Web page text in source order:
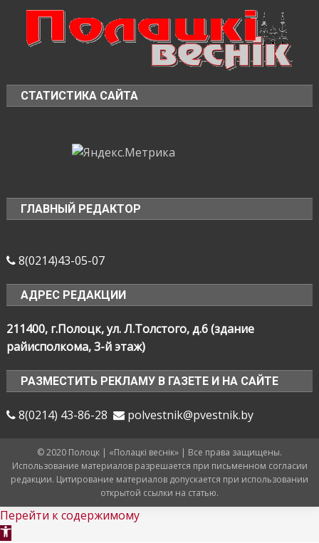
СТАТИСТИКА САЙТА
ГЛАВНЫЙ РЕДАКТОР
8(0214)43-05-07
АДРЕС РЕДАКЦИИ
211400, г.Полоцк, ул. Л.Толстого, д.6 (здание
райисполкома, 3-й этаж)
РАЗМЕСТИТЬ РЕКЛАМУ В ГАЗЕТЕ И НА САЙТЕ
8(0214) 43-86-28 polvestnik@pvestnik.by
© 2020 Полоцк | «Полацкі веснік» | Все права защищены.
Использование материалов разрешается при письменном согласии
редакции. Цитирование материалов допускается при использовании
открытой ссылки на статью.
Перейти к содержимому
Открыть